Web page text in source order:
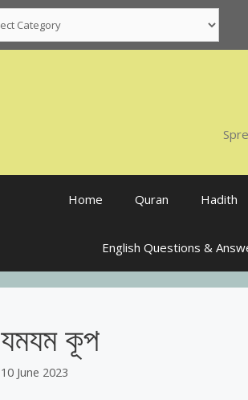
Home Quran Hadith
English Questions &
যমযম কূপ
10 June 2023